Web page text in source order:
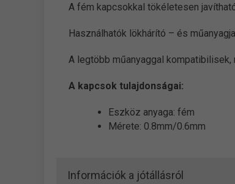
A fém kapcsokkal tökéletesen
Használhatók lökhárító – és
A legtöbb műanyaggal kompatibilisek,
A kapcsok tulajdonságai:
Eszköz anyaga: fém
Mérete: 0.8mm/0.6mm
Információk a jótállásról